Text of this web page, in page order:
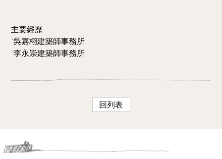
主要經歷
˙吳嘉栩建築師事務所
˙李永崇建築師事務所
回列表